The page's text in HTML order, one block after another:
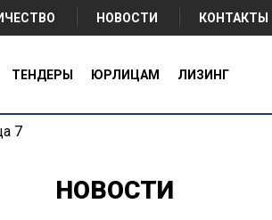
НОВОСТИ КОНТАКТЫ
ТЕНДЕРЫ ЮРЛИЦАМ ЛИЗИНГ
7
НОВОСТИ